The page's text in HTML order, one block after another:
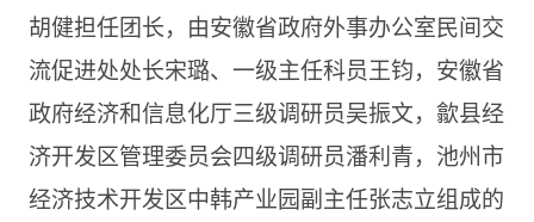
胡健担任团长，由安徽省政府外事办公室民间交
流促进处处长宋璐、一级主任科员王钧，安徽省
政府经济和信息化厅三级调研员吴振文，歙县经
济开发区管理委员会四级调研员潘利青，池州市
经济技术开发区中韩产业园副主任张志立组成的